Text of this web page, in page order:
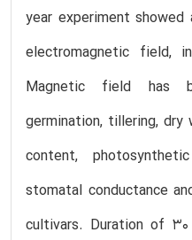
year experiment
electromagnetic field,
Magnetic field has
germination, tillering, dry
content,
stomatal conductance
cultivars. Duration of